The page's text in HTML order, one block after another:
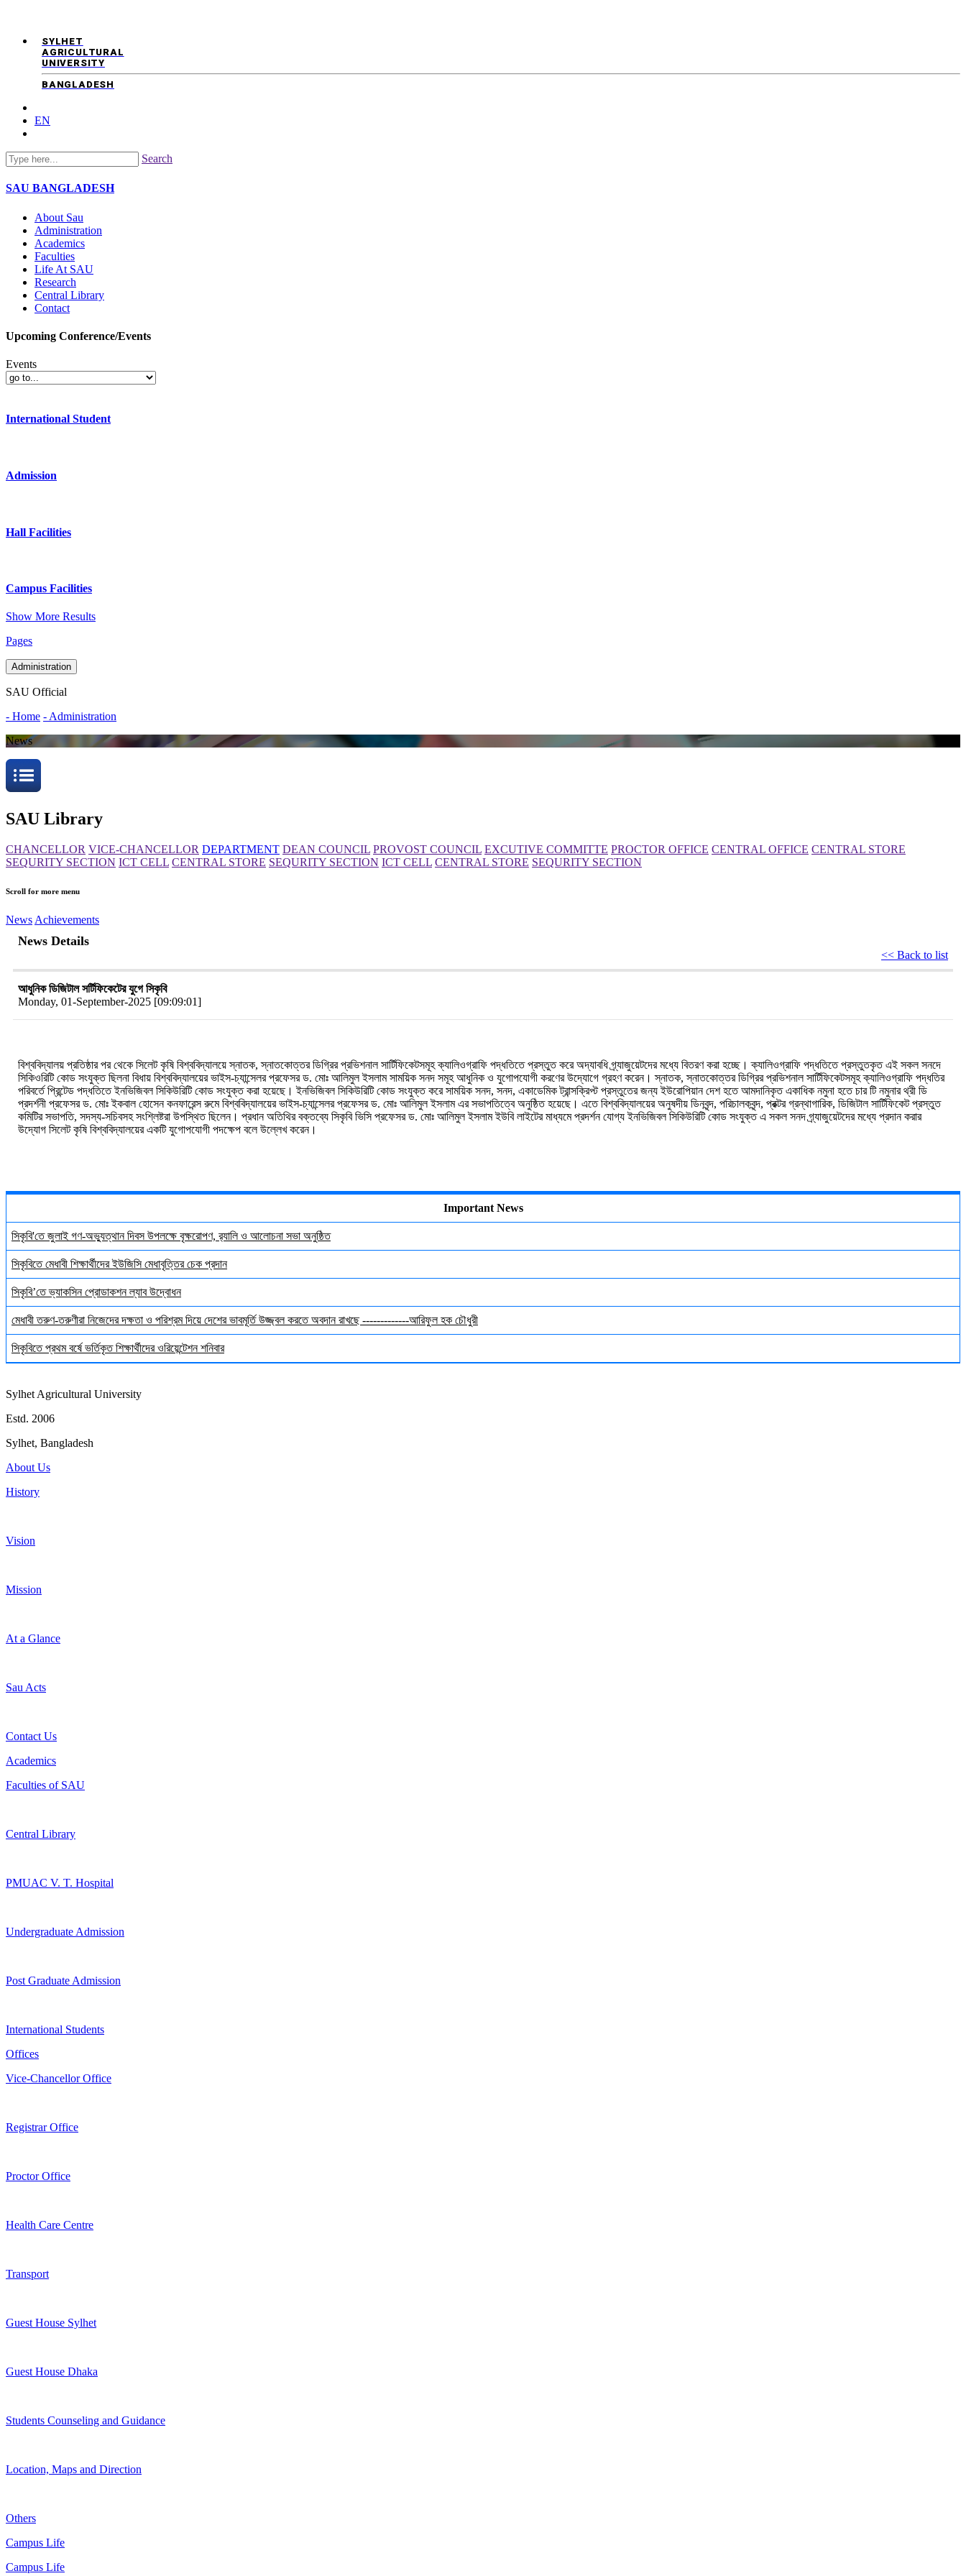
SYLHET
AGRICULTURAL
UNIVERSITY
BANGLADESH
EN
Search
SAU BANGLADESH
About Sau
Administration
Academics
Faculties
Life At SAU
Research
Central Library
Contact
Upcoming Conference/Events
Events
International Student
Admission
Hall Facilities
Campus Facilities
Show More Results
Pages
Administration
SAU Official
- Home - Administration
News
SAU Library
CHANCELLOR VICE-CHANCELLOR DEPARTMENT DEAN COUNCIL PROVOST COUNCIL EXCUTIVE COMMITTE PROCTOR OFFICE CENTRAL OFFICE CENTRAL STORE
SEQURITY SECTION ICT CELL CENTRAL STORE SEQURITY SECTION ICT CELL CENTRAL STORE SEQURITY SECTION
Scroll for more menu
News Achievements
News Details
<< Back to list
আধুনিক ডিজিটাল সর্টিফিকেটের যুগে সিকৃবি
Monday, 01-September-2025 [09:09:01]
বিশ্ববিদ্যালয় প্রতিষ্ঠার পর থেকে সিলেট কৃষি বিশ্ববিদ্যালয়ে স্নাতক,স্নাতকোত্তর ডিগ্রির প্রভিশনাল সার্টিফিকেটসমূহ ক্যালিওগ্রাফি পদ্ধতিতে প্রস্তুত করে অদ্যাবধি গ্র্যাজুয়েটদের মধ্যে বিতরণ করা হচ্ছে। ক্যালিওগ্রাফি পদ্ধতিতে প্রস্তুতকৃত এই সকল সনদে
সিকিওরিটি কোড সংযুক্ত ছিলনা বিধায় বিশ্ববিদ্যালয়ের ভাইস-চ্যান্সেলর প্রফেসর ড. মোঃ আলিমুল ইসলাম সাময়িক সনদ সমূহ আধুনিক ও যুগোপযোগী করণের উদ্যোগে গ্রহণ করেন। স্নাতক,স্নাতকোত্তর ডিগ্রির প্রভিশনাল সার্টিফিকেটসমূহ ক্যালিওগ্রাফি পদ্ধতির
পরিবর্তে প্রিন্টেড পদ্ধতিতে ইনভিজিবল সিকিউরিটি কোড সংযুক্ত করা হয়েছে। ইনভিজিবল সিকিউরিটি কোড সংযুক্ত করে সাময়িক সনদ, সনদ, একাডেমিক ট্রান্সক্রিপ্ট প্রস্তুতের জন্য ইউরোপিয়ান দেশ হতে আমদানিকৃত একাধিক নমুনা হতে চার টি নমুনার থ্রী ডি
প্রদর্শনী প্রফেসর ড. মোঃ ইকবাল হোসেন কনফারেন্স রুমে বিশ্ববিদ্যালয়ের ভাইস-চ্যান্সেলর প্রফেসর ড. মোঃ আলিমুল ইসলাম এর সভাপতিত্বে অনুষ্ঠিত হয়েছে। এতে বিশ্ববিদ্যালয়ের অনুষদীয় ডিনবৃন্দ, পরিচালকবৃন্দ, প্রক্টর গ্রন্থাগারিক, ডিজিটাল সার্টিফিকেট প্রস্তুত
কমিটির সভাপতি, সদস্য-সচিবসহ সংশ্লিষ্টরা উপস্থিত ছিলেন। প্রধান অতিথির বক্তব্যে সিকৃবি ভিসি প্রফেসর ড. মোঃ আলিমুল ইসলাম ইউবি লাইটের মাধ্যমে প্রদর্শন যোগ্য ইনভিজিবল সিকিউরিটি কোড সংযুক্ত এ সকল সনদ গ্র্যাজুয়েটদের মধ্যে প্রদান করার
উদ্যোগ সিলেট কৃষি বিশ্ববিদ্যালয়ের একটি যুগোপযোগী পদক্ষেপ বলে উল্লেখ করেন।
Important News
সিকৃবি'তে জুলাই গণ-অভ্যুত্থান দিবস উপলক্ষে বৃক্ষরোপণ, র‍্যালি ও আলোচনা সভা অনুষ্ঠিত
সিকৃবিতে মেধাবী শিক্ষার্থীদের ইউজিসি মেধাবৃত্তির চেক প্রদান
সিকৃবি’তে ভ্যাকসিন প্রোডাকশন ল্যাব উদ্বোধন
মেধাবী তরুণ-তরুণীরা নিজেদের দক্ষতা ও পরিশ্রম দিয়ে দেশের ভাবমূর্তি উজ্জ্বল করতে অবদান রাখছে -------------আরিফুল হক চৌধুরী
সিকৃবিতে প্রথম বর্ষে ভর্তিকৃত শিক্ষার্থীদের ওরিয়েন্টেশন শনিবার
Sylhet Agricultural University
Estd. 2006
Sylhet, Bangladesh
About Us
History
Vision
Mission
At a Glance
Sau Acts
Contact Us
Academics
Faculties of SAU
Central Library
PMUAC V. T. Hospital
Undergraduate Admission
Post Graduate Admission
International Students
Offices
Vice-Chancellor Office
Registrar Office
Proctor Office
Health Care Centre
Transport
Guest House Sylhet
Guest House Dhaka
Students Counseling and Guidance
Location, Maps and Direction
Others
Campus Life
Campus Life